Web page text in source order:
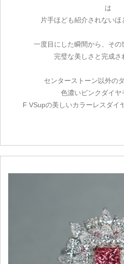
は
片手ほども紹介されないほ
一度目にした瞬間から、その
完璧な美しさと完成さ
センターストーン以外の
色濃いピンクダイヤ
F VSupの美しいカラーレスダイ